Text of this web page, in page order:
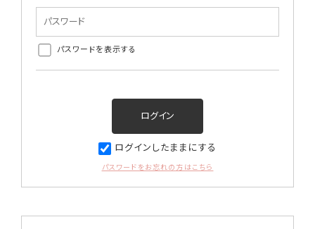
パスワードを表示する
ログインしたままにする
パスワードをお忘れの方はこちら